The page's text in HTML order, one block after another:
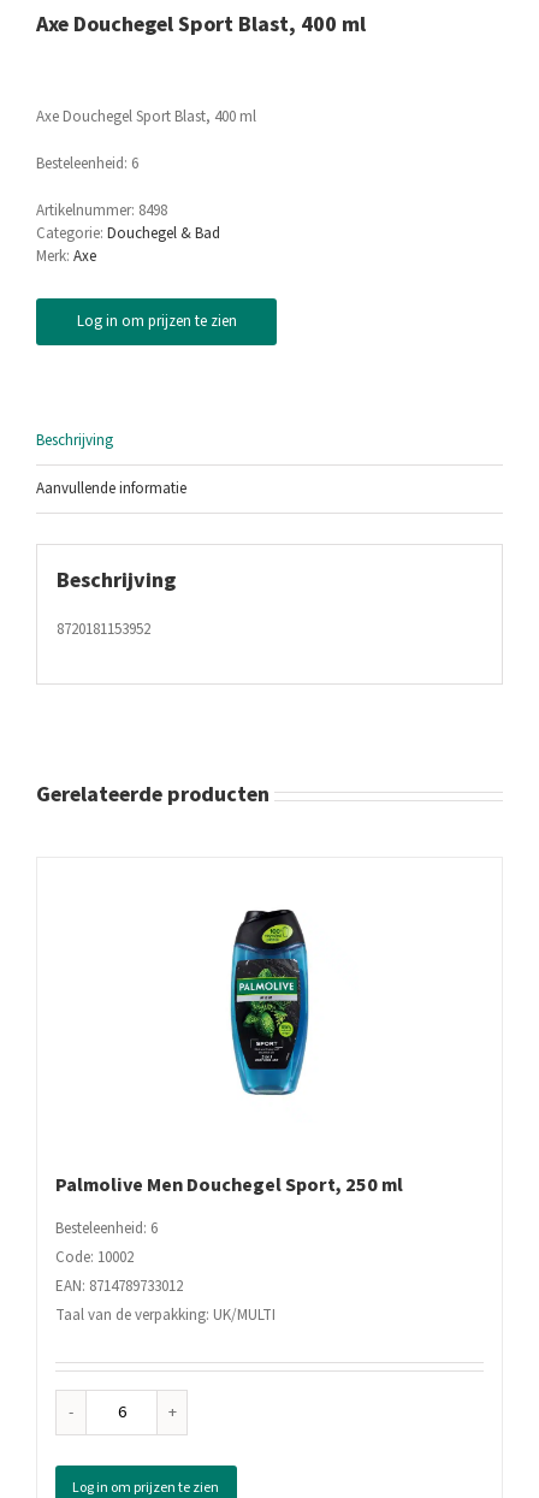
Axe Douchegel Sport Blast, 400 ml
Axe Douchegel Sport Blast, 400 ml
Besteleenheid: 6
Artikelnummer: 8498
Categorie: Douchegel & Bad
Merk: Axe
Log in om prijzen te zien
Beschrijving
Aanvullende informatie
Beschrijving
8720181153952
Gerelateerde producten
Palmolive Men Douchegel Sport, 250 ml
Besteleenheid: 6
Code: 10002
EAN: 8714789733012
Taal van de verpakking: UK/MULTI
Palmolive
Douchegel
Sport,
Log in om prijzen te zien